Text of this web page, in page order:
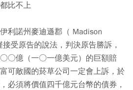
比不上
利諾州麥迪遜郡（ Madison
受原告的說法，判決原告勝訴，
○○億（一○一億美元）的巨額賠
可敵國的菸草公司一定會上訴，於
必須將價值四千億元台幣的債券，